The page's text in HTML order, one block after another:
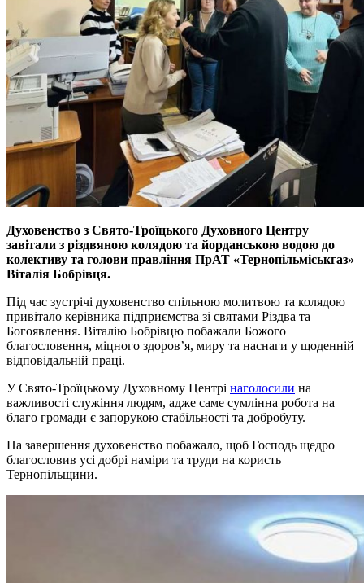
Духовенство з Свято-Троїцького Духовного Центру
завітали з різдвяною колядою та йорданською водою до
колективу та голови правління ПрАТ «Тернопільміськгаз»
Віталія Бобрівця.
Під час зустрічі духовенство спільною молитвою та колядою
привітало керівника підприємства зі святами Різдва та
Богоявлення. Віталію Бобрівцю побажали Божого
благословення, міцного здоров’я, миру та наснаги у щоденній
відповідальній праці.
У Свято-Троїцькому Духовному Центрі наголосили на
важливості служіння людям, адже саме сумлінна робота на
благо громади є запорукою стабільності та добробуту.
На завершення духовенство побажало, щоб Господь щедро
благословив усі добрі наміри та труди на користь
Тернопільщини.